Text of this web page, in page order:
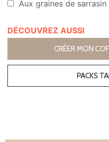
Aux graines de sarrasin
DÉCOUVREZ AUSSI
CRÉER MON
PACKS